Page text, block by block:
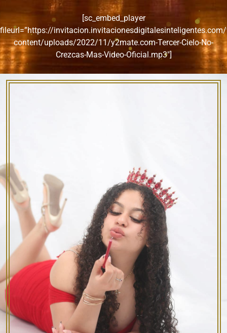
[sc_embed_player
fileurl=”https://
content/uploads/2022/11/y2mate.com-Tercer-Cielo-No-
Crezcas-Mas-Video-Oficial.mp3″]